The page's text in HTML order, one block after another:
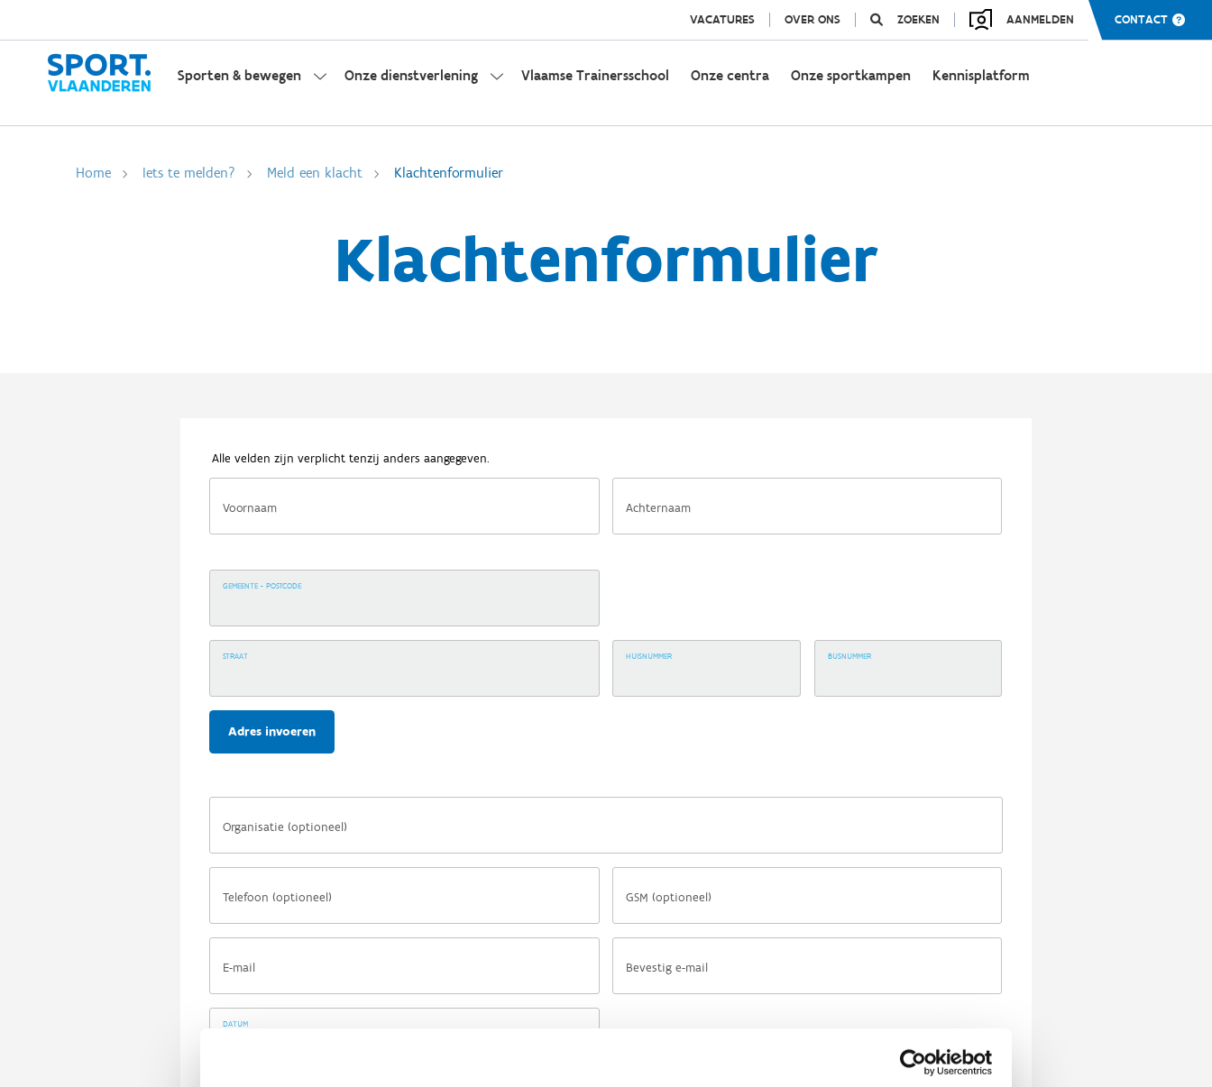
VACATURES OVER ONS ZOEKEN AANMELDEN CONTACT
Sporten & bewegen Onze dienstverlening Vlaamse Trainersschool Onze centra Onze sportkampen Kennisplatform
Home Iets te melden? Meld een klacht Klachtenformulier
Klachtenformulier